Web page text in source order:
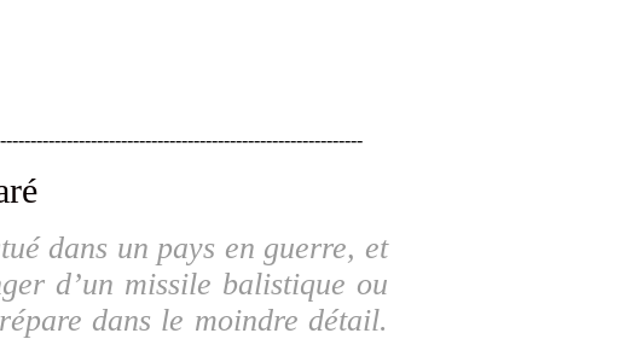
dans un pays en guerre, et
d’un missile balistique ou
dans le moindre détail.